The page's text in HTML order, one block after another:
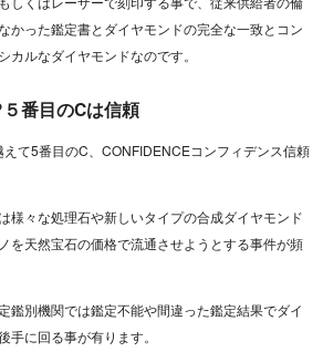
かった鑑定書とダイヤモンドの完全な一致とコン
カルなダイヤモンドなのです。
番目のCは信頼
て5番目のC、CONFIDENCEコンフィデンス信頼
様々な処理石や新しいタイプの合成ダイヤモンド
を天然宝石の価格で流通させようとする事件が頻
鑑別機関では鑑定不能や間違った鑑定結果でダイ
手に回る事が有ります。